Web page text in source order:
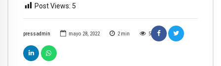
pressadmin mayo 28, 2022 2 min 5
Post Views: 5